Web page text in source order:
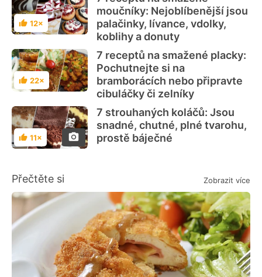
Hodnocení
12×
moučníky: Nejoblíbenější jsou
palačinky, lívance, vdolky,
koblihy a donuty
Hodnocení
22×
7 receptů na smažené placky:
Pochutnejte si na
bramborácích nebo připravte
cibuláčky či zelníky
Hodnocení
11×
7 strouhaných koláčů: Jsou
snadné, chutné, plné tvarohu,
prostě báječné
Přečtěte si Zobrazit více